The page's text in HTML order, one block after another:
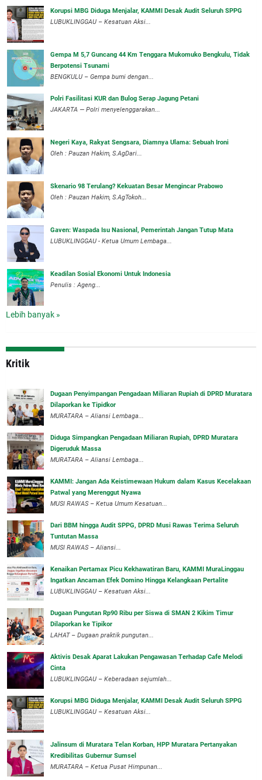
Korupsi MBG Diduga Menjalar, KAMMI Desak Audit Seluruh SPPG
‎LUBUKLINGGAU – Kesatuan Aksi...
Gempa M 5,7 Guncang 44 Km Tenggara Mukomuko Bengkulu, Tidak
Berpotensi Tsunami
BENGKULU – Gempa bumi dengan...
Polri Fasilitasi KUR dan Bulog Serap Jagung Petani
JAKARTA — Polri menyelenggarakan...
Negeri Kaya, Rakyat Sengsara, Diamnya Ulama: Sebuah Ironi
Oleh : Pauzan Hakim, S.AgDari...
Skenario 98 Terulang? Kekuatan Besar Mengincar Prabowo
Oleh : Pauzan Hakim, S.AgTokoh...
Gaven: Waspada Isu Nasional, Pemerintah Jangan Tutup Mata
LUBUKLINGGAU - Ketua Umum Lembaga...
Keadilan Sosial Ekonomi Untuk Indonesia
Penulis : Ageng...
Lebih banyak »
Kritik
‎Dugaan Penyimpangan Pengadaan Miliaran Rupiah di DPRD Muratara
Dilaporkan ke Tipidkor
‎MURATARA – Aliansi Lembaga...
Diduga Simpangkan Pengadaan Miliaran Rupiah, DPRD Muratara
Digeruduk Massa
‎MURATARA – Aliansi Lembaga...
‎KAMMI: Jangan Ada Keistimewaan Hukum dalam Kasus Kecelakaan
Patwal yang Merenggut Nyawa
‎MUSI RAWAS – Ketua Umum Kesatuan...
Dari BBM hingga Audit SPPG, DPRD Musi Rawas Terima Seluruh
Tuntutan Massa
MUSI RAWAS – Aliansi...
‎Kenaikan Pertamax Picu Kekhawatiran Baru, KAMMI MuraLinggau
Ingatkan Ancaman Efek Domino Hingga Kelangkaan Pertalite
‎LUBUKLINGGAU – Kesatuan Aksi...
Dugaan Pungutan Rp90 Ribu per Siswa di SMAN 2 Kikim Timur
Dilaporkan ke Tipikor
LAHAT – Dugaan praktik pungutan...
Aktivis Desak Aparat Lakukan Pengawasan Terhadap Cafe Melodi
Cinta
LUBUKLINGGAU – Keberadaan sejumlah...
Korupsi MBG Diduga Menjalar, KAMMI Desak Audit Seluruh SPPG
‎LUBUKLINGGAU – Kesatuan Aksi...
‎Jalinsum di Muratara Telan Korban, HPP Muratara Pertanyakan
Kredibilitas Gubernur Sumsel
MURATARA – Ketua Pusat Himpunan...